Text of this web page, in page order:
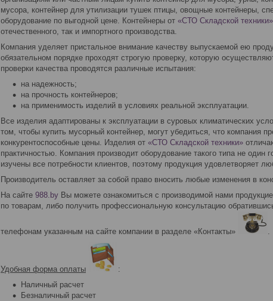
мусора, контейнер для утилизации тушек птицы, овощные контейнеры,
оборудование по выгодной цене. Контейнеры от «СТО Складской техники»
отечественного, так и импортного производства.
Компания уделяет пристальное внимание качеству выпускаемой ею
обязательном порядке проходят строгую проверку, которую
проверки качества проводятся различные испытания:
на надежность;
на прочность контейнеров;
на применимость изделий в условиях реальной эксплуатации.
Все изделия адаптированы к эксплуатации в суровых климатических
том, чтобы купить мусорный контейнер, могут убедиться, что компания
конкурентоспособные цены. Изделия от «СТО Складской техники»
практичностью. Компания производит оборудование такого типа не один
изучены все потребности клиентов, поэтому продукция удовлетворяет
Производитель оставляет за собой право вносить любые изменения в
На сайте 988.by Вы можете ознакомиться с производимой нами
по товарам, либо получить профессиональную консультацию
телефонам указанным на сайте компании в разделе «Контакты» .
Удобная форма оплаты
:
Наличный расчет
Безналичный расчет